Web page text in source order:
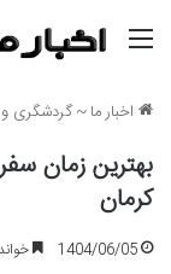
اخبار ما~گردشگری و
بهترین زمان
کرمان
1404/06/05 خواندن